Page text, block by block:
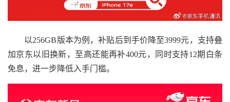
以256GB版本为例，补贴后到手价降至3999元，支持叠
加京东以旧换新，至高还能再补400元，同时支持12期白条
免息，进一步降低入手门槛。